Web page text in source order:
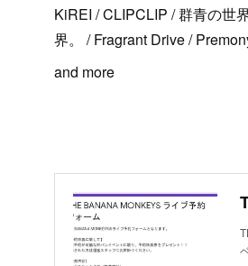
KiREI / CLIPCLIP / 群青の世
界。 / Fragrant Drive /
and more